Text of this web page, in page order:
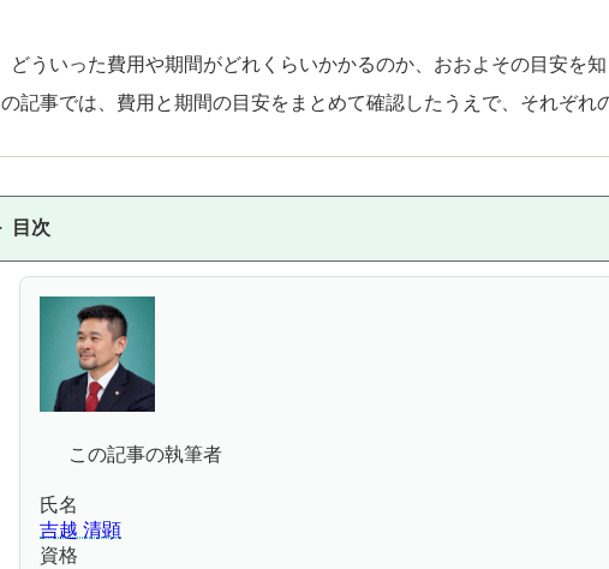
どういった費用や期間がどれくらいかかるのか、おおよその目安を
の記事では、費用と期間の目安をまとめて確認したうえで、それぞれ
目次
この記事の執筆者
氏名
吉越 清顕
資格